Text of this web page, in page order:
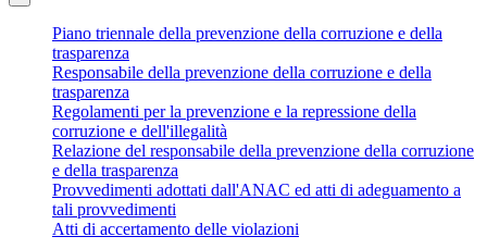
Piano triennale della prevenzione della corruzione e della
trasparenza
Responsabile della prevenzione della corruzione e della
trasparenza
Regolamenti per la prevenzione e la repressione della
corruzione e dell'illegalità
Relazione del responsabile della prevenzione della corruzione
e della trasparenza
Provvedimenti adottati dall'ANAC ed atti di adeguamento a
tali provvedimenti
Atti di accertamento delle violazioni